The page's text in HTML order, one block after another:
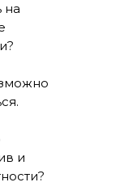
на
и